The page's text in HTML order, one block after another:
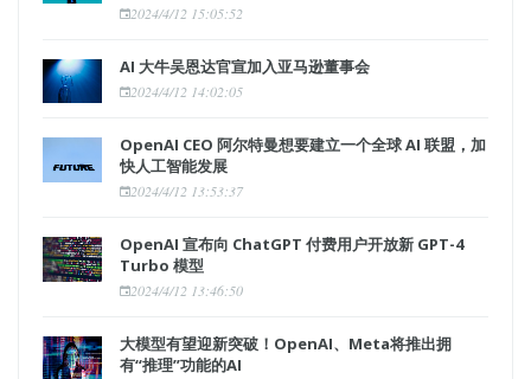
2024/4/12 15:05:52
AI 大牛吴恩达官宣加入亚马逊董事会
2024/4/12 14:02:05
OpenAI CEO 阿尔特曼想要建立一个全球 AI 联盟，加
快人工智能发展
2024/4/12 13:53:37
OpenAI 宣布向 ChatGPT 付费用户开放新 GPT-4
Turbo 模型
2024/4/12 13:46:50
大模型有望迎新突破！OpenAI、Meta将推出拥
有“推理”功能的AI